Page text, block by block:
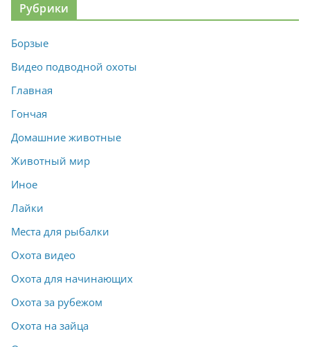
Рубрики
Борзые
Видео подводной охоты
Главная
Гончая
Домашние животные
Животный мир
Иное
Лайки
Места для рыбалки
Охота видео
Охота для начинающих
Охота за рубежом
Охота на зайца